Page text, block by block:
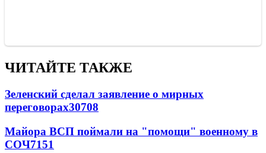
ЧИТАЙТЕ ТАКЖЕ
Зеленский сделал заявление о мирных
переговорах30708
Майора ВСП поймали на "помощи" военному в
СОЧ7151